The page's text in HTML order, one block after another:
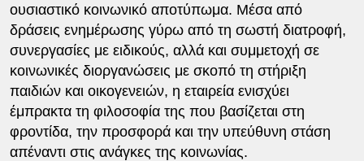
ουσιαστικό κοινωνικό αποτύπωμα. Μέσα από
δράσεις ενημέρωσης γύρω από τη σωστή διατροφή,
συνεργασίες με ειδικούς, αλλά και συμμετοχή σε
κοινωνικές διοργανώσεις με σκοπό τη στήριξη
παιδιών και οικογενειών, η εταιρεία ενισχύει
έμπρακτα τη φιλοσοφία της που βασίζεται στη
φροντίδα, την προσφορά και την υπεύθυνη στάση
απέναντι στις ανάγκες της κοινωνίας.